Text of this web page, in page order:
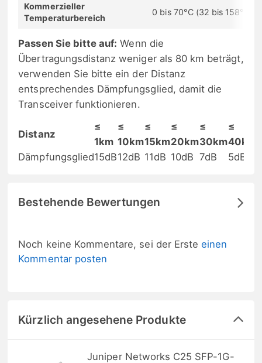
Kommerzieller
Temperaturbereich
0 bis 70°C (32 bis 158°F)
Passen Sie bitte auf: Wenn die
Übertragungsdistanz weniger als 80 km beträgt,
verwenden Sie bitte ein der Distanz
entsprechendes Dämpfungsglied, damit die
Transceiver funktionieren.
Distanz
≤
1km
≤
10km
≤
15km
≤
20km
≤
30km
≤
40km
Dämpfungsglied15dB12dB 11dB 10dB 7dB 5dB
Bestehende Bewertungen
Noch keine Kommentare, sei der Ersteeinen
Kommentar posten
Kürzlich angesehene Produkte
Juniper Networks C25 SFP-1G-